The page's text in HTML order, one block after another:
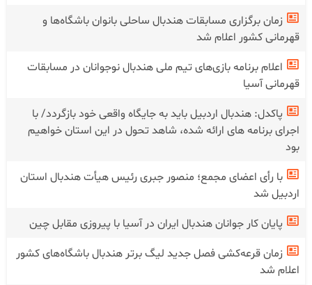
زمان برگزاری مسابقات هندبال ساحلی بانوان باشگاه‌ها و
قهرمانی کشور اعلام شد
اعلام برنامه بازی‌های تیم ملی هندبال نوجوانان در مسابقات
قهرمانی آسیا
پاکدل: هندبال اردبیل باید به جایگاه واقعی خود بازگردد/ با
اجرای برنامه های ارائه شده، شاهد تحول در این استان خواهیم
بود
با رأی اعضای مجمع؛ منصور جبری رئیس هیأت هندبال استان
اردبیل شد
پایان کار جوانان هندبال ایران در آسیا با پیروزی مقابل چین
زمان قرعه‌کشی فصل جدید لیگ برتر هندبال باشگاه‌های کشور
اعلام شد